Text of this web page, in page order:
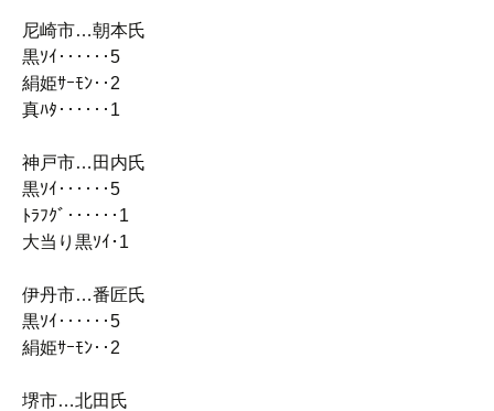
尼崎市…朝本氏
黒ｿｲ‥‥‥5
絹姫ｻｰﾓﾝ‥2
真ﾊﾀ‥‥‥1
神戸市…田内氏
黒ｿｲ‥‥‥5
ﾄﾗﾌｸﾞ‥‥‥1
大当り黒ｿｲ･1
伊丹市…番匠氏
黒ｿｲ‥‥‥5
絹姫ｻｰﾓﾝ‥2
堺市…北田氏